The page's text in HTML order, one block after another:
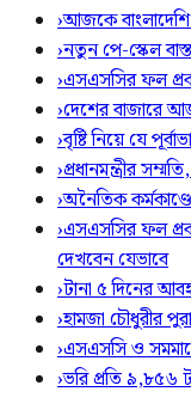
›আজকে
›নতুন পে-স্কেল
›এসএসসির ফল
›দেশের বাজারে
›বৃষ্টি নিয়ে যে
›প্রধানমন্ত্রীর
›অনৈতিক
›এসএসসির ফল
দেখবেন যেভাবে
›টানা ৫ দিনের
›হামজা চৌধুরীর
›এসএসসি ও
›ভরি প্রতি ৯,৮৫৬